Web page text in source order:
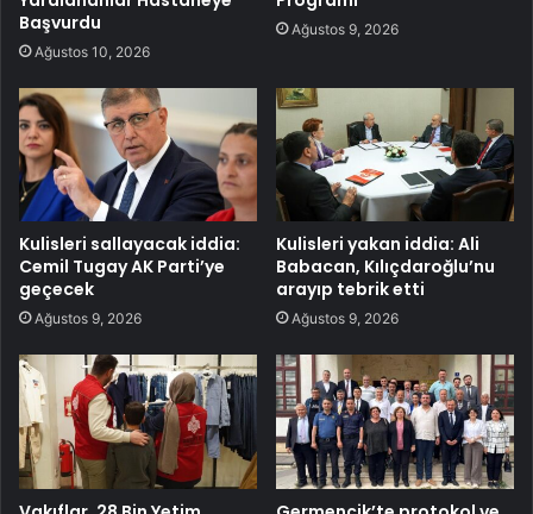
Başvurdu
Ağustos 10, 2026
Ağustos 9, 2026
Kulisleri sallayacak iddia:
Cemil Tugay AK Parti’ye
geçecek
Ağustos 9, 2026
Kulisleri yakan iddia: Ali
Babacan, Kılıçdaroğlu’nu
arayıp tebrik etti
Ağustos 9, 2026